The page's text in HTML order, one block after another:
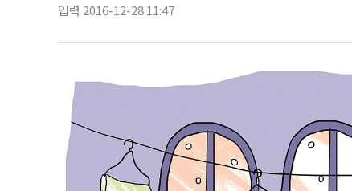
입력 2016-12-28 11:47